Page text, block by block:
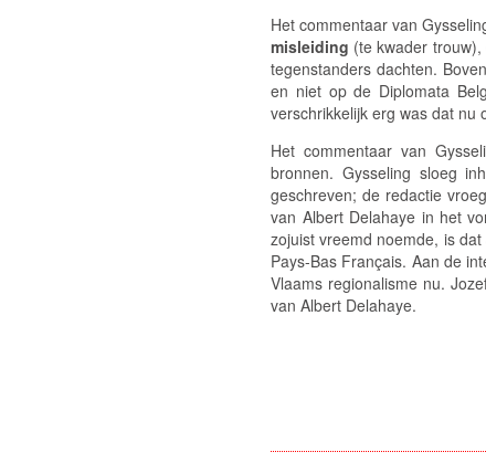
Het commentaar van
misleiding (te kwader
tegenstanders dachten.
en niet op de Diplomata
verschrikkelijk erg was dat nu
Het commentaar van
bronnen. Gysseling sloeg
geschreven; de redactie
van Albert Delahaye in het
zojuist vreemd noemde, is
Pays-Bas Français. Aan de
Vlaams regionalisme nu.
van Albert Delahaye.